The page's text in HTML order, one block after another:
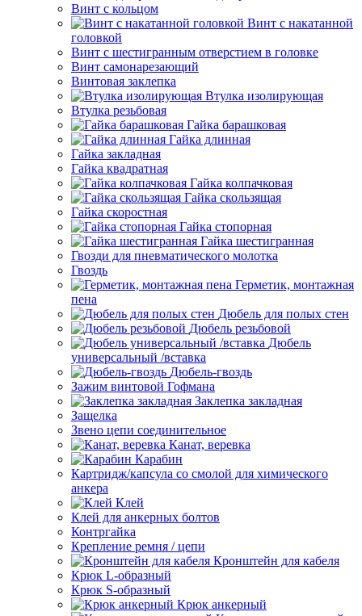
Винт с кольцом
Винт с накатанной
головкой
Винт с шестигранным отверстием в головке
Винт самонарезающий
Винтовая заклепка
Втулка изолирующая
Втулка резьбовая
Гайка барашковая
Гайка длинная
Гайка закладная
Гайка квадратная
Гайка колпачковая
Гайка скользящая
Гайка скоростная
Гайка стопорная
Гайка шестигранная
Гвозди для пневматического молотка
Гвоздь
Герметик, монтажная
пена
Дюбель для полых стен
Дюбель резьбовой
Дюбель
универсальный /вставка
Дюбель-гвоздь
Зажим винтовой Гофмана
Заклепка закладная
Защелка
Звено цепи соединительное
Канат, веревка
Карабин
Картридж/капсула со смолой для химического
анкера
Клей
Клей для анкерных болтов
Контргайка
Крепление ремня / цепи
Кронштейн для кабеля
Крюк L-образный
Крюк S-образный
Крюк анкерный